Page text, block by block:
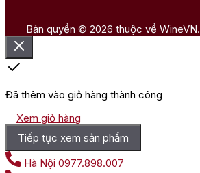
Bản quyền © 2026 thuộc về WineVN.
Đã thêm vào giỏ hàng thành công
Xem giỏ hàng
Tiếp tục xem sản phẩm
Hà Nội 0977.898.007